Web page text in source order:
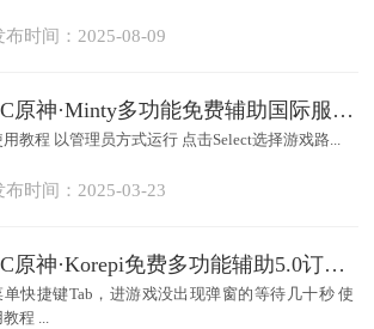
布时间：2025-08-09
PC原神·Minty多功能免费辅助国际服 v5.4.0.0
使用教程 以管理员方式运行 点击Select选择游戏路...
布时间：2025-03-23
PC原神·Korepi免费多功能辅助5.0订阅破解版0.4.5
单快捷键Tab，进游戏没出现弹窗的等待几十秒 使
用教程 ...